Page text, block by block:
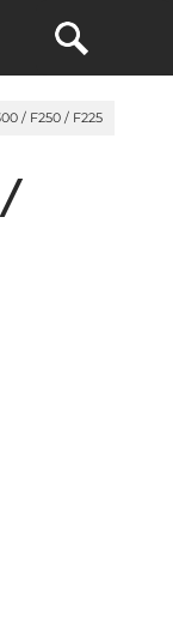
/ F250 / F225